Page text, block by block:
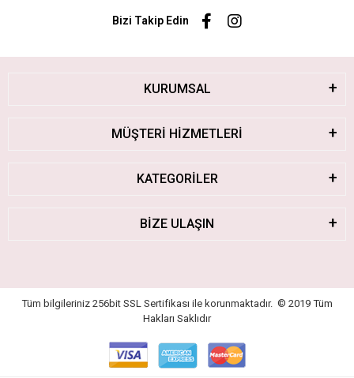
Bizi Takip Edin
KURUMSAL
MÜŞTERİ HİZMETLERİ
KATEGORİLER
BİZE ULAŞIN
Tüm bilgileriniz 256bit SSL Sertifikası ile korunmaktadır. © 2019 Tüm
Hakları Saklıdır